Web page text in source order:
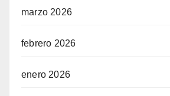
marzo 2026
febrero 2026
enero 2026